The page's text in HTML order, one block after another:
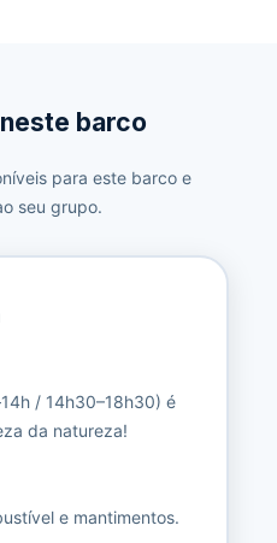
barco
para este barco e
seu grupo.
/ 14h30–18h30) é
da natureza!
e mantimentos.